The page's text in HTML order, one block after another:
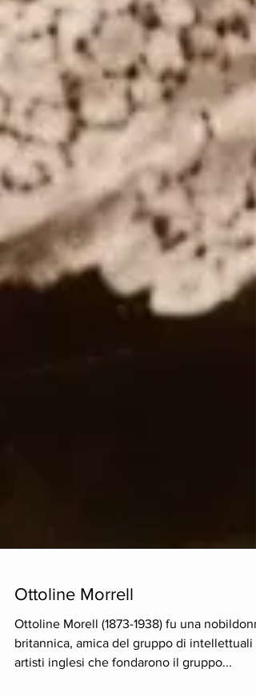
Ottoline Morrell
Ottoline Morell (1873-1938) fu una
britannica, amica del gruppo di intellettuali e